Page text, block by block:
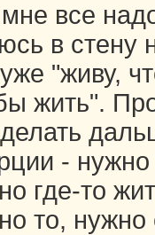
все
в стену
"живу,
жить".
- нужно
где-то
то,